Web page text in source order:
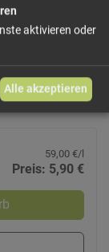
herben
angenehmen
59,00 €/l
Preis: 5,90 €
aktivieren oder
Alle akzeptieren